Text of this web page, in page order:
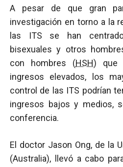
A pesar de que gran
investigación en torno a la
las ITS se han
bisexuales y otros
con hombres (HSH) que
ingresos elevados, los
control de las ITS podrían
ingresos bajos y medios,
conferencia.
El doctor Jason Ong, de la
(Australia), llevó a cabo